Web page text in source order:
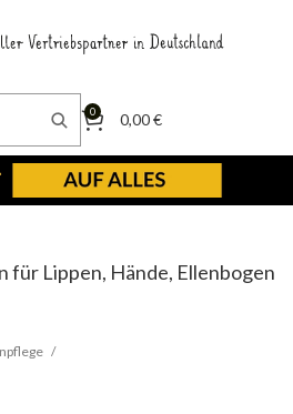
0 0,00€
für Lippen, Hände, Ellenbogen